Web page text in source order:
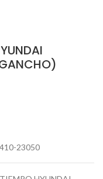
23050